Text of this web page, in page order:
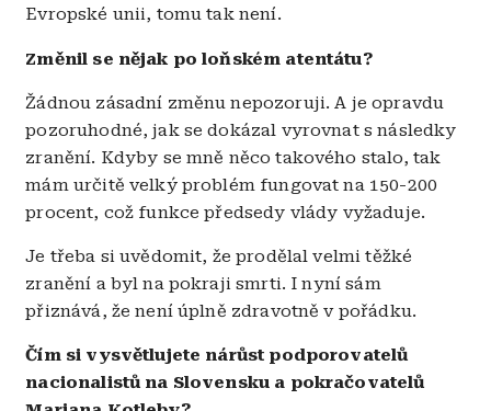
Evropské unii, tomu tak není.
Změnil se nějak po loňském atentátu?
Žádnou zásadní změnu nepozoruji. A je opravdu
pozoruhodné, jak se dokázal vyrovnat s následky
zranění. Kdyby se mně něco takového stalo, tak
mám určitě velký problém fungovat na 150-200
procent, což funkce předsedy vlády vyžaduje.
Je třeba si uvědomit, že prodělal velmi těžké
zranění a byl na pokraji smrti. I nyní sám
přiznává, že není úplně zdravotně v pořádku.
Čím si vysvětlujete nárůst podporovatelů
nacionalistů na Slovensku a pokračovatelů